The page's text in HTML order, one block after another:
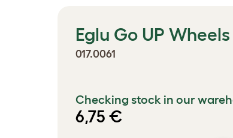
Eglu Go UP
017.0061
Checking stock in our
6,75 €